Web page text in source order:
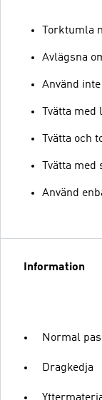
Torktumla
Avlägsna
Använd
Tvätta
Tvätta och
Tvätta
Använd
Information
Normal
Dragkedja